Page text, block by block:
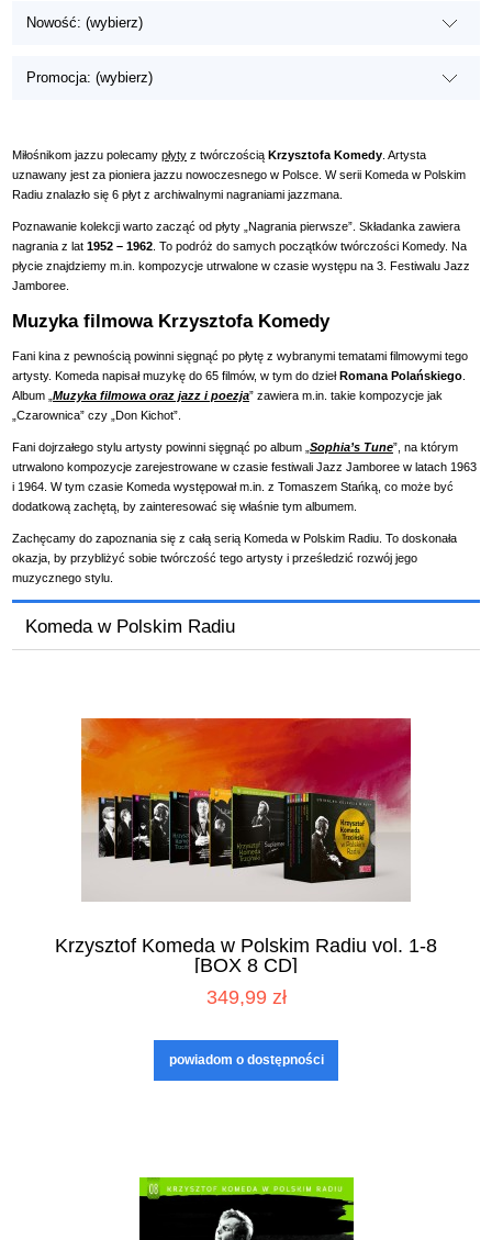
Nowość: (wybierz)
Promocja: (wybierz)
Miłośnikom jazzu polecamy płyty z twórczością Krzysztofa Komedy . Artysta
uznawany jest za pioniera jazzu nowoczesnego w Polsce. W serii Komeda w Polskim
Radiu znalazło się 6 płyt z archiwalnymi nagraniami jazzmana.
Poznawanie kolekcji warto zacząć od płyty „Nagrania pierwsze”. Składanka zawiera
nagrania z lat 1952 – 1962 . To podróż do samych początków twórczości Komedy. Na
płycie znajdziemy m.in. kompozycje utrwalone w czasie występu na 3. Festiwalu Jazz
Jamboree.
Muzyka filmowa Krzysztofa Komedy
Fani kina z pewnością powinni sięgnąć po płytę z wybranymi tematami filmowymi tego
artysty. Komeda napisał muzykę do 65 filmów, w tym do dzieł Romana Polańskiego
Album „ Muzyka filmowa oraz jazz i poezja” zawiera m.in. takie kompozycje jak
„Czarownica” czy „Don Kichot”.
Fani dojrzałego stylu artysty powinni sięgnąć po album „ Sophia’s Tune”, na którym
utrwalono kompozycje zarejestrowane w czasie festiwali Jazz Jamboree w latach 1963
i 1964. W tym czasie Komeda występował m.in. z Tomaszem Stańką, co może być
dodatkową zachętą, by zainteresować się właśnie tym albumem.
Zachęcamy do zapoznania się z całą serią Komeda w Polskim Radiu. To doskonała
okazja, by przybliżyć sobie twórczość tego artysty i prześledzić rozwój jego
muzycznego stylu.
Komeda w Polskim Radiu
Krzysztof Komeda w Polskim Radiu vol. 1-8
[BOX 8 CD]
349,99 zł
powiadom o dostępności